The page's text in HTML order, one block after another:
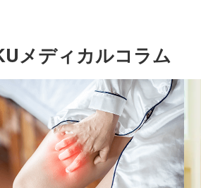
メディカルコラム